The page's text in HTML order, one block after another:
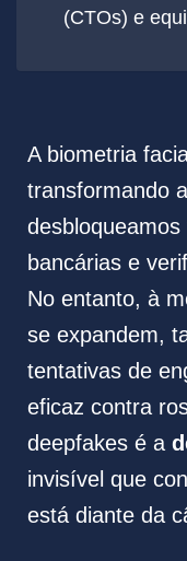
(CTOs) e
A biometria
transformando
bancárias e
No entanto, à
se expandem,
tentativas de
eficaz contra
deepfakes é a
invisível que
está diante da